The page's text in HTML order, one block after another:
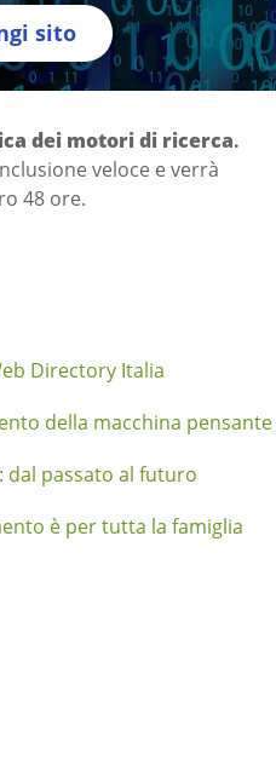
sito
dei motori di ricerca.
veloce e verrà
48 ore.
Directory Italia
della macchina pensante
dal passato al futuro
è per tutta la famiglia